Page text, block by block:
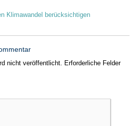
Klimawandel berücksichtigen
nicht veröffentlicht.
Erforderliche Felder